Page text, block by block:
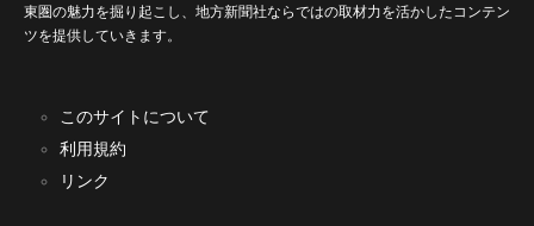
東圏の魅力を掘り起こし、地方新聞社ならではの取材力を活かしたコンテン
ツを提供していきます。
このサイトについて
利用規約
リンク